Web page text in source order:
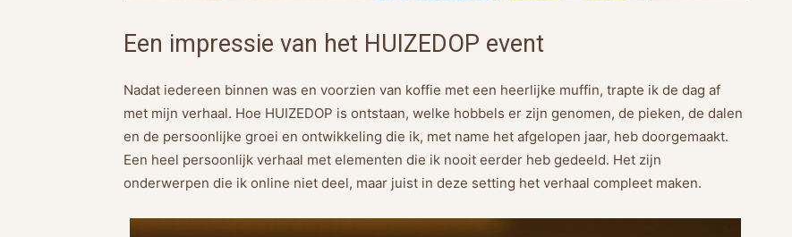
Een impressie van het HUIZEDOP event
Nadat iedereen binnen was en voorzien van koffie met een heerlijke muffin, trapte ik de dag af
met mijn verhaal. Hoe HUIZEDOP is ontstaan, welke hobbels er zijn genomen, de pieken, de dalen
en de persoonlijke groei en ontwikkeling die ik, met name het afgelopen jaar, heb doorgemaakt.
Een heel persoonlijk verhaal met elementen die ik nooit eerder heb gedeeld. Het zijn
onderwerpen die ik online niet deel, maar juist in deze setting het verhaal compleet maken.